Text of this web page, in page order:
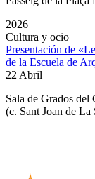
2026
Cultura y ocio
Presentación de
de la Escuela de
22 Abril
Sala de Grados
(c. Sant Joan de